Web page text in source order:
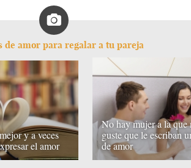
de amor para regalar a tu pareja
y a veces
el amor
No hay mujer a la que
guste que le escriban
de amor